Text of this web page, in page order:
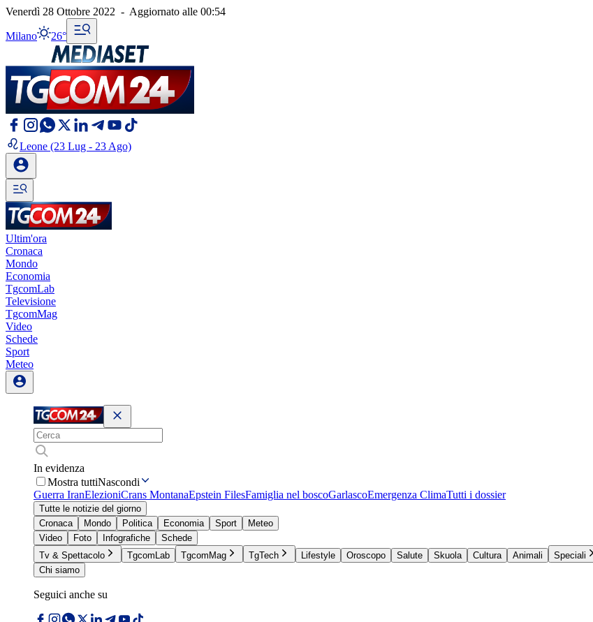
Venerdì 28 Ottobre 2022 - Aggiornato alle 00:54
Milano 26°
Leone (23 Lug - 23 Ago)
Ultim'ora
Cronaca
Mondo
Economia
TgcomLab
Televisione
TgcomMag
Video
Schede
Sport
Meteo
In evidenza
Mostra tuttiNascondi
Guerra IranElezioniCrans MontanaEpstein FilesFamiglia nel boscoGarlascoEmergenza ClimaTutti i dossier
Tutte le notizie del giorno
Cronaca
Mondo Politica Economia Sport
Meteo
Video
Foto Infografiche
Schede
Tv & Spettacolo
TgcomLab TgcomMag TgTech Lifestyle Oroscopo Salute Skuola Cultura Animali
Speciali
Chi siamo
Seguici anche su